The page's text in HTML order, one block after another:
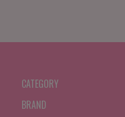
CATEGORY
BRAND